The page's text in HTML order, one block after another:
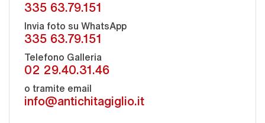
335 63.79.151
Invia foto su WhatsApp
335 63.79.151
Telefono Galleria
02 29.40.31.46
o tramite email
info@antichitagiglio.it